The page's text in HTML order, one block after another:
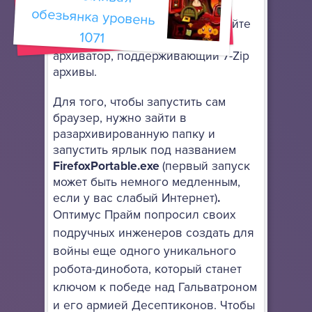
онлайн. Он не требует особой
установки: просто разархивируйте
его в любое место, используя
архиватор, поддерживающий 7-Zip
архивы.
Для того, чтобы запустить сам
браузер, нужно зайти в
разархивированную папку и
запустить ярлык под названием
FirefoxPortable.exe(первый запуск
может быть немного медленным,
если у вас слабый Интернет).
Оптимус Прайм попросил своих
подручных инженеров создать для
войны еще одного уникального
робота-динобота, который станет
ключом к победе над Гальватроном
и его армией Десептиконов. Чтобы
1071